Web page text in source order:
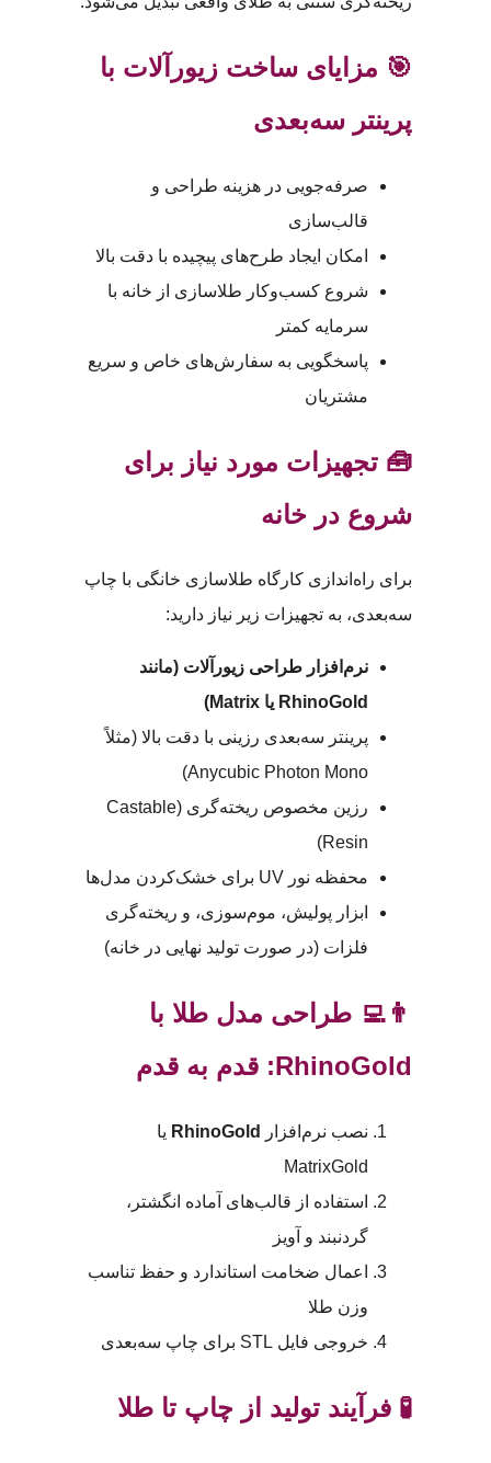
🎯 مزایای ساخت زیورآلات با
پرینتر سه‌بعدی
صرفه‌جویی در هزینه طراحی و
قالب‌سازی
امکان ایجاد طرح‌های پیچیده با دقت بالا
شروع کسب‌وکار طلاسازی از خانه با
سرمایه کمتر
پاسخگویی به سفارش‌های خاص و سریع
مشتریان
🧰 تجهیزات مورد نیاز برای
شروع در خانه
برای راه‌اندازی کارگاه طلاسازی خانگی با چاپ
سه‌بعدی، به تجهیزات زیر نیاز دارید:
نرم‌افزار طراحی زیورآلات (مانند
RhinoGold یا Matrix)
پرینتر سه‌بعدی رزینی با دقت بالا (مثلاً
Anycubic Photon Mono)
رزین مخصوص ریخته‌گری (Castable
Resin)
محفظه نور UV برای خشک‌کردن مدل‌ها
ابزار پولیش، موم‌سوزی، و ریخته‌گری
فلزات (در صورت تولید نهایی در خانه)
👨‍💻 طراحی مدل طلا با
RhinoGold: قدم به قدم
نصب نرم‌افزار RhinoGold یا
MatrixGold
استفاده از قالب‌های آماده انگشتر،
گردنبند و آویز
اعمال ضخامت استاندارد و حفظ تناسب
وزن طلا
خروجی فایل STL برای چاپ سه‌بعدی
🧪 فرآیند تولید از چاپ تا طلا